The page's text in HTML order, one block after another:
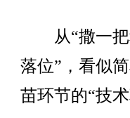
从“撒一把
落位”，看似
苗环节的“技术